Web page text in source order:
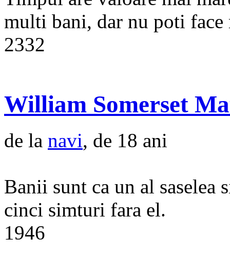
multi bani, dar nu poti
2332
William Somerset
de la navi, de 18 ani
Banii sunt ca un al
cinci simturi fara el.
1946